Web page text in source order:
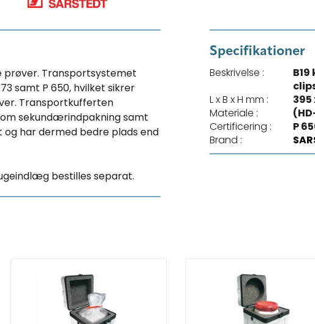
prøver. Transportsystemet
samt P 650, hvilket sikrer
Transportkufferten
sekundærindpakning samt
og har dermed bedre plads end
bestilles separat.
Specifikationer
Beskrivelse :
L x B x H mm :
395
Materiale :
Certificering :
P
Brand :